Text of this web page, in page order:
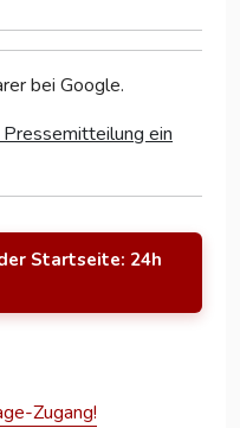
bei Google.
ein
Startseite: 24h
Zugang!